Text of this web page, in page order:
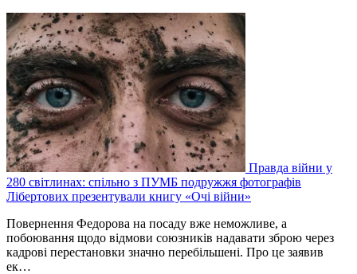
Правда війни у
280 світлинах: спільно з ПУМБ подружжя фотографів
Лібертових презентували книгу «Очі війни»
Повернення Федорова на посаду вже неможливе, а
побоювання щодо відмови союзників надавати зброю через
кадрові перестановки значно перебільшені. Про це заявив
ек…